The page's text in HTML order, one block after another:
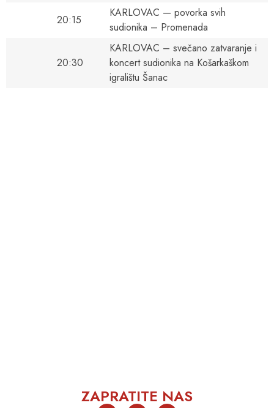
20:15
KARLOVAC — povorka svih
sudionika – Promenada
20:30
KARLOVAC – svečano zatvaranje i
koncert sudionika na Košarkaškom
igralištu Šanac
ZAPRATITE NAS